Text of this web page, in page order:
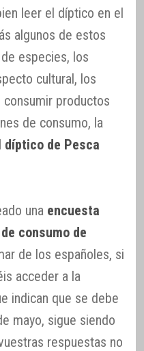
leer el díptico en el
algunos de estos
especies, los
cultural, los
productos
de consumo, la
díptico de Pesca
una encuesta
consumo de
de los españoles, si
acceder a la
indican que se debe
mayo, sigue siendo
respuestas no